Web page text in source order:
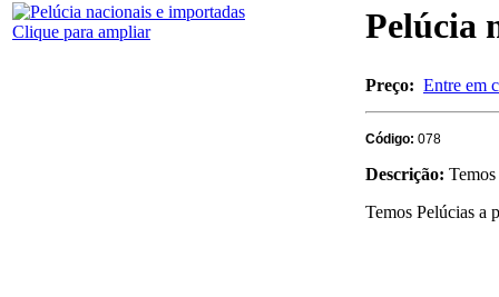
Clique para ampliar Pelúcia
Preço: Entre em
Código: 078
Descrição:
Temos Pelúcias a